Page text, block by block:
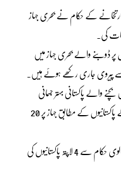
کے حکام نے بحری جہاز
ڈوبنے والے بحری جہاز میں
سے پیروی جاری رکھے ہوئے ہیں۔
والے پاکستانی بہتر جسمانی
حالت میں لگ رہے ہیں، زندہ بچنے والے پاکستانیوں کے مطابق جہاز پر 20
ترجمان دفتر خارجہ نے کہا کہ سفارت خانہ اطالوی حکام سے 4 لاپتہ پاکستانیوں کی